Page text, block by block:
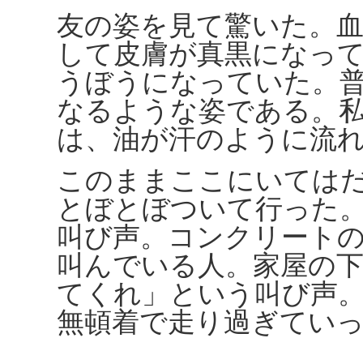
友の姿を見て驚いた。
して皮膚が真黒になっ
うぼうになっていた。
なるような姿である。
は、油が汗のように流
このままここにいては
とぼとぼついて行った
叫び声。コンクリート
叫んでいる人。家屋の
てくれ」という叫び声
無頓着で走り過ぎてい